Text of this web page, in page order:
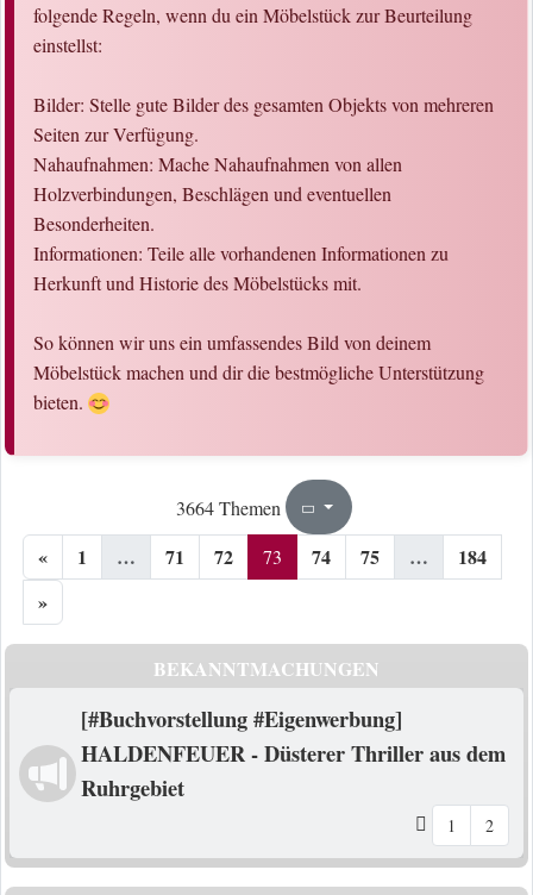
folgende Regeln, wenn du ein Möbelstück zur Beurteilung
einstellst:
Bilder: Stelle gute Bilder des gesamten Objekts von mehreren
Seiten zur Verfügung.
Nahaufnahmen: Mache Nahaufnahmen von allen
Holzverbindungen, Beschlägen und eventuellen
Besonderheiten.
Informationen: Teile alle vorhandenen Informationen zu
Herkunft und Historie des Möbelstücks mit.
So können wir uns ein umfassendes Bild von deinem
Möbelstück machen und dir die bestmögliche Unterstützung
bieten.
3664 Themen Seite73
« 1 … 71 72 73 74 75 …
184
»
BEKANNTMACHUNGEN
[#Buchvorstellung #Eigenwerbung]
HALDENFEUER - Düsterer Thriller aus dem
Ruhrgebiet
1 2